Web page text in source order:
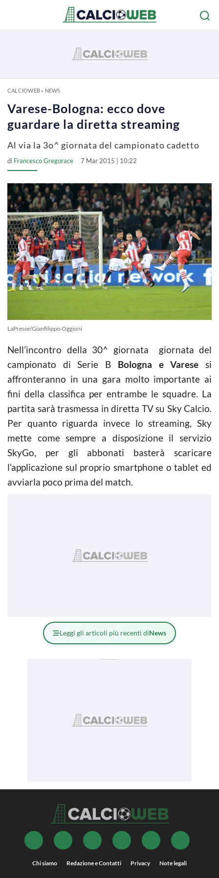
CALCIOWEB» NEWS
Varese-Bologna: ecco dove
guardare la diretta streaming
Al via la 3o^ giornata del campionato cadetto
di Francesco Gregorace 7 Mar 2015 | 10:22
LaPresse/Gianfilippo Oggioni
Nell’incontro della 30^ giornata giornata del
campionato di Serie B Bologna e Varesesi
affronteranno in una gara molto importante ai
fini della classifica per entrambe le squadre. La
partita sarà trasmessa in diretta TV su Sky Calcio.
Per quanto riguarda invece lo streaming, Sky
mette come sempre a disposizione il servizio
SkyGo, per gli abbonati basterà scaricare
l’applicazione sul proprio smartphone o tablet ed
avviarla poco prima del match.
Leggi gli articoli più recenti diNews
Chi siamo Redazione e Contatti Privacy Note legali